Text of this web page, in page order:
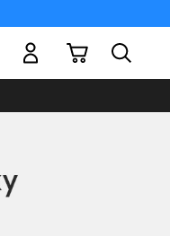
Mi carrito